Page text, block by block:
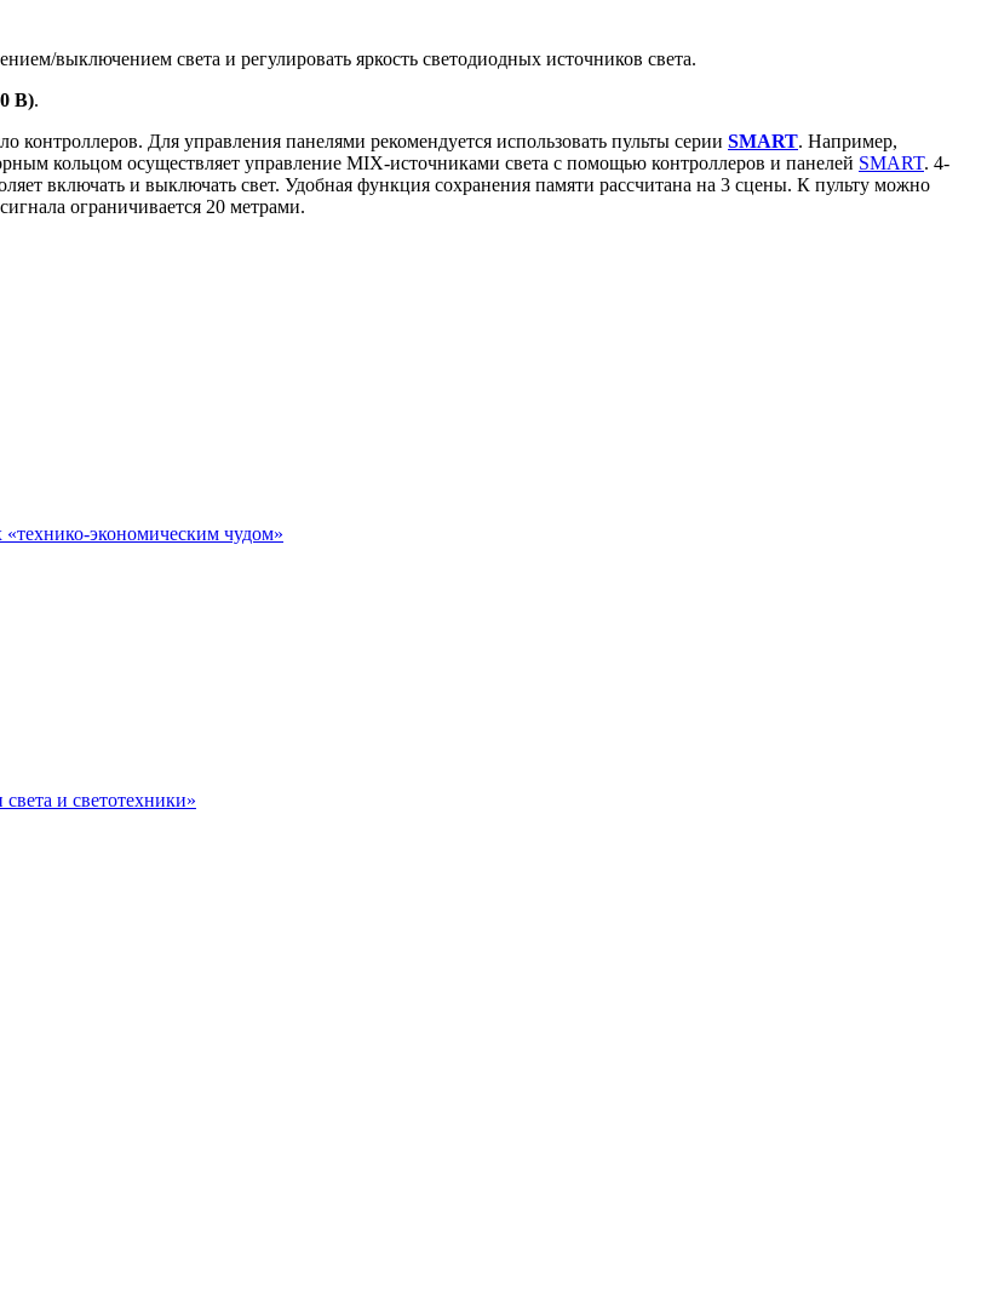
выключением света и регулировать яркость светодиодных источников света.
В).
Для управления панелями рекомендуется использовать пульты серии SMART. Например,
кольцом осуществляет управление MIX-источниками света с помощью контроллеров и панелей SMART. 4-
включать и выключать свет. Удобная функция сохранения памяти рассчитана на 3 сцены. К пульту можно
ограничивается 20 метрами.
«технико-экономическим чудом»
и светотехники»